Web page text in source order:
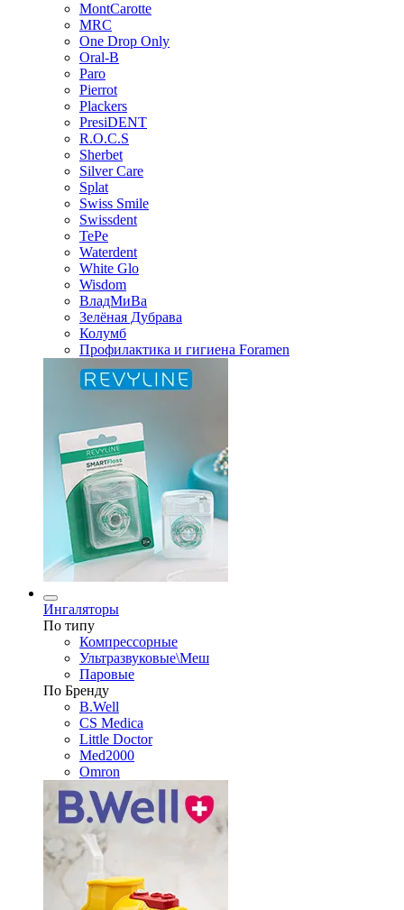
MontCarotte
MRC
One Drop Only
Oral-B
Paro
Pierrot
Plackers
PresiDENT
R.O.C.S
Sherbet
Silver Care
Splat
Swiss Smile
Swissdent
TePe
Waterdent
White Glo
Wisdom
ВладМиВа
Зелёная Дубрава
Колумб
Профилактика и гигиена Foramen
Ингаляторы
По типу
Компрессорные
Ультразвуковые\Меш
Паровые
По Бренду
B.Well
CS Medica
Little Doctor
Med2000
Omron